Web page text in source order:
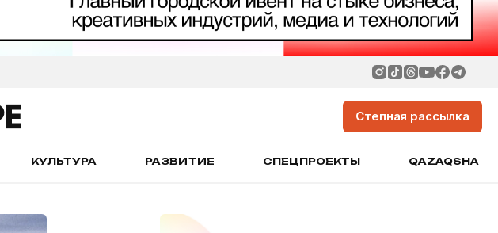
Степная рассылка
КУЛЬТУРА РАЗВИТИЕ СПЕЦПРОЕКТЫ QAZAQSHA